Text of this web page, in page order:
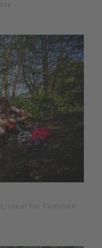
ideal für Familien